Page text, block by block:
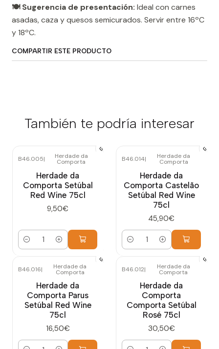
🍽️ Sugerencia de presentación: Ideal con carnes
asadas, caza y quesos semicurados. Servir entre 16ºC
y 18ºC.
COMPARTIR ESTE PRODUCTO
También te podría interesar
B46.005| Herdade da
Comporta
Herdade da
Comporta Setúbal
Red Wine 75cl
9,50€
Cantidad
B46.014| Herdade da
Comporta
Herdade da
Comporta Castelão
Setúbal Red Wine
75cl
45,90€
Cantidad
B46.016| Herdade da
Comporta
Herdade da
Comporta Parus
Setúbal Red Wine
75cl
16,50€
B46.012| Herdade da
Comporta
Herdade da
Comporta
Comporta Setúbal
Rosé 75cl
30,50€